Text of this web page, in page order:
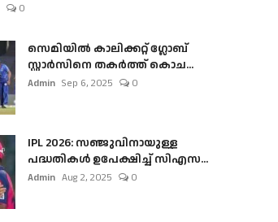
0
സെമിയിൽ കാലിക്കറ്റ് ഗ്ലോബ്
സ്റ്റാർസിനെ തകർത്ത് കൊച...
Admin Sep 6, 2025 0
IPL 2026: സഞ്ജുവിനായുള്ള
പദ്ധതികൾ ഉപേക്ഷിച്ച് സിഎസ...
Admin Aug 2, 2025 0